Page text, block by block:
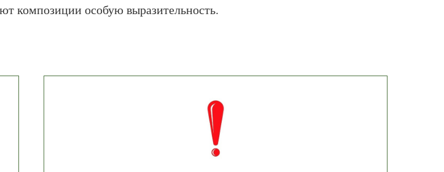
композиции особую выразительность.